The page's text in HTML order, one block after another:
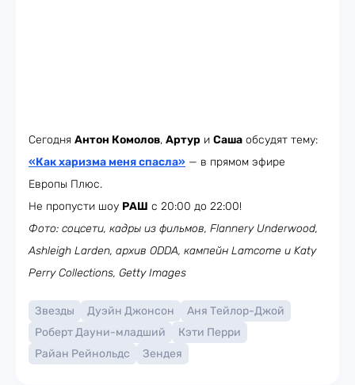
Сегодня Антон Комолов, Артур и Саша обсудят тему:
«Как харизма меня спасла» — в прямом эфире
Европы Плюс.
Не пропусти шоу РАШ с 20:00 до 22:00!
Фото: соцсети, кадры из фильмов, Flannery Underwood,
Ashleigh Larden, архив ODDA, кампейн Lamcome и Katy
Perry Collections, Getty Images
Звезды Дуэйн Джонсон
Аня Тейлор-Джой
Роберт Дауни-младший
Кэти Перри
Райан Рейнольдс
Зендея